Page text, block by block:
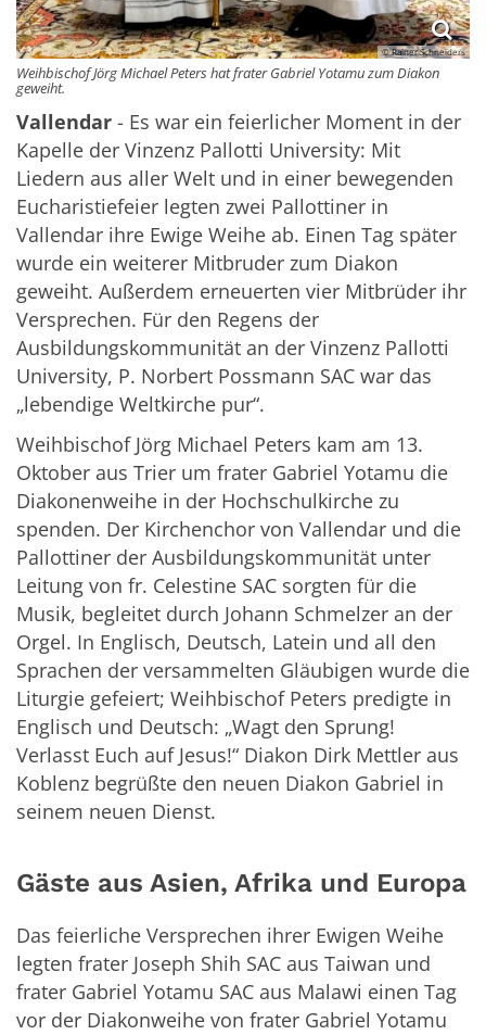
© Rainer Schneiders
Weihbischof Jörg Michael Peters hat frater Gabriel Yotamu zum Diakon
geweiht.
Vallendar - Es war ein feierlicher Moment in der
Kapelle der Vinzenz Pallotti University: Mit
Liedern aus aller Welt und in einer bewegenden
Eucharistiefeier legten zwei Pallottiner in
Vallendar ihre Ewige Weihe ab. Einen Tag später
wurde ein weiterer Mitbruder zum Diakon
geweiht. Außerdem erneuerten vier Mitbrüder ihr
Versprechen. Für den Regens der
Ausbildungskommunität an der Vinzenz Pallotti
University, P. Norbert Possmann SAC war das
„lebendige Weltkirche pur“.
Weihbischof Jörg Michael Peters kam am 13.
Oktober aus Trier um frater Gabriel Yotamu die
Diakonenweihe in der Hochschulkirche zu
spenden. Der Kirchenchor von Vallendar und die
Pallottiner der Ausbildungskommunität unter
Leitung von fr. Celestine SAC sorgten für die
Musik, begleitet durch Johann Schmelzer an der
Orgel. In Englisch, Deutsch, Latein und all den
Sprachen der versammelten Gläubigen wurde die
Liturgie gefeiert; Weihbischof Peters predigte in
Englisch und Deutsch: „Wagt den Sprung!
Verlasst Euch auf Jesus!“ Diakon Dirk Mettler aus
Koblenz begrüßte den neuen Diakon Gabriel in
seinem neuen Dienst.
Gäste aus Asien, Afrika und Europa
Das feierliche Versprechen ihrer Ewigen Weihe
legten frater Joseph Shih SAC aus Taiwan und
frater Gabriel Yotamu SAC aus Malawi einen Tag
vor der Diakonweihe von frater Gabriel Yotamu